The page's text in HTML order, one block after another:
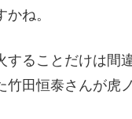
ね。
ることだけは間
田恒泰さんが虎